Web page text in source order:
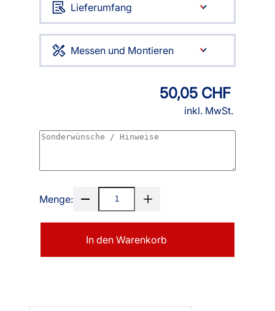
Lieferumfang
Messen und Montieren
50,05 CHF
inkl. MwSt.
Menge:
In den Warenkorb